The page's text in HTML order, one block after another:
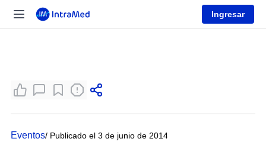
Ingresar
Eventos/ Publicado el 3 de junio de 2014